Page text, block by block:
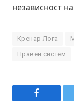
независност
Кренар Лога
Правен систем
Facebook